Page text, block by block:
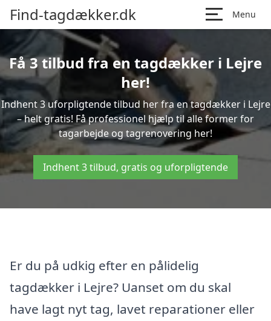
Find-tagdækker.dk Menu
Få 3 tilbud fra en tagdækker i Lejre
her!
Indhent 3 uforpligtende tilbud her fra en tagdækker i Lejre
– helt gratis! Få professionel hjælp til alle former for
tagarbejde og tagrenovering her!
Indhent 3 tilbud, gratis og uforpligtende
Er du på udkig efter en pålidelig
tagdækker i Lejre? Uanset om du skal
have lagt nyt tag, lavet reparationer eller